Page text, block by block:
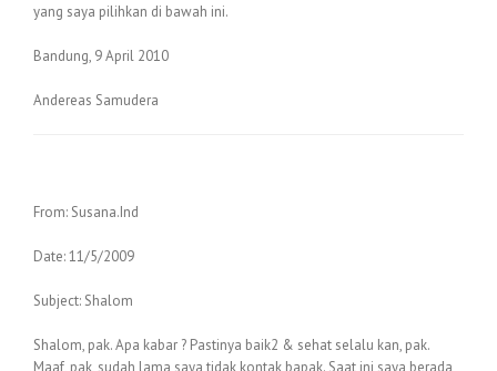
yang saya pilihkan di bawah ini.
Bandung, 9 April 2010
Andereas Samudera
From: Susana.Ind
Date: 11/5/2009
Subject: Shalom
Shalom, pak. Apa kabar ? Pastinya baik2 & sehat selalu kan, pak.
Maaf, pak, sudah lama saya tidak kontak bapak. Saat ini saya berada